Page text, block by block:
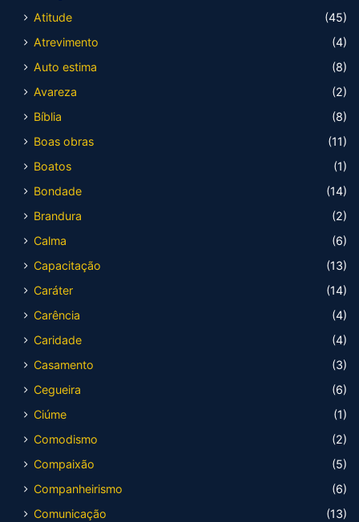
Atitude
(45)
Atrevimento
(4)
Auto estima
(8)
Avareza
(2)
Bíblia
(8)
Boas obras
(11)
Boatos
(1)
Bondade
(14)
Brandura
(2)
Calma
(6)
Capacitação
(13)
Caráter
(14)
Carência
(4)
Caridade
(4)
Casamento
(3)
Cegueira
(6)
Ciúme
(1)
Comodismo
(2)
Compaixão
(5)
Companheirismo
(6)
Comunicação
(13)